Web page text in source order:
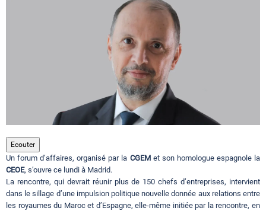
Hotels
Evenements
Ecouter
Un forum d’affaires, organisé par la CGEMet son homologue espagnole la
CEOE, s’ouvre ce lundi à Madrid.
La rencontre, qui devrait réunir plus de 150 chefs d’entreprises, intervient
dans le sillage d’une impulsion politique nouvelle donnée aux relations entre
les royaumes du Maroc et d’Espagne, elle-même initiée par la rencontre, en